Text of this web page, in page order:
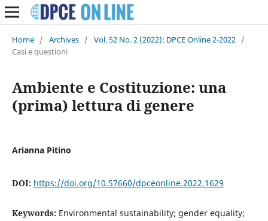
Home / Archives / Vol. 52 No. 2 (2022): DPCE Online 2-2022 /
Casi e questioni
Ambiente e Costituzione: una
(prima) lettura di genere
Arianna Pitino
DOI: https://doi.org/10.57660/dpceonline.2022.1629
Keywords: Environmental sustainability; gender equality;